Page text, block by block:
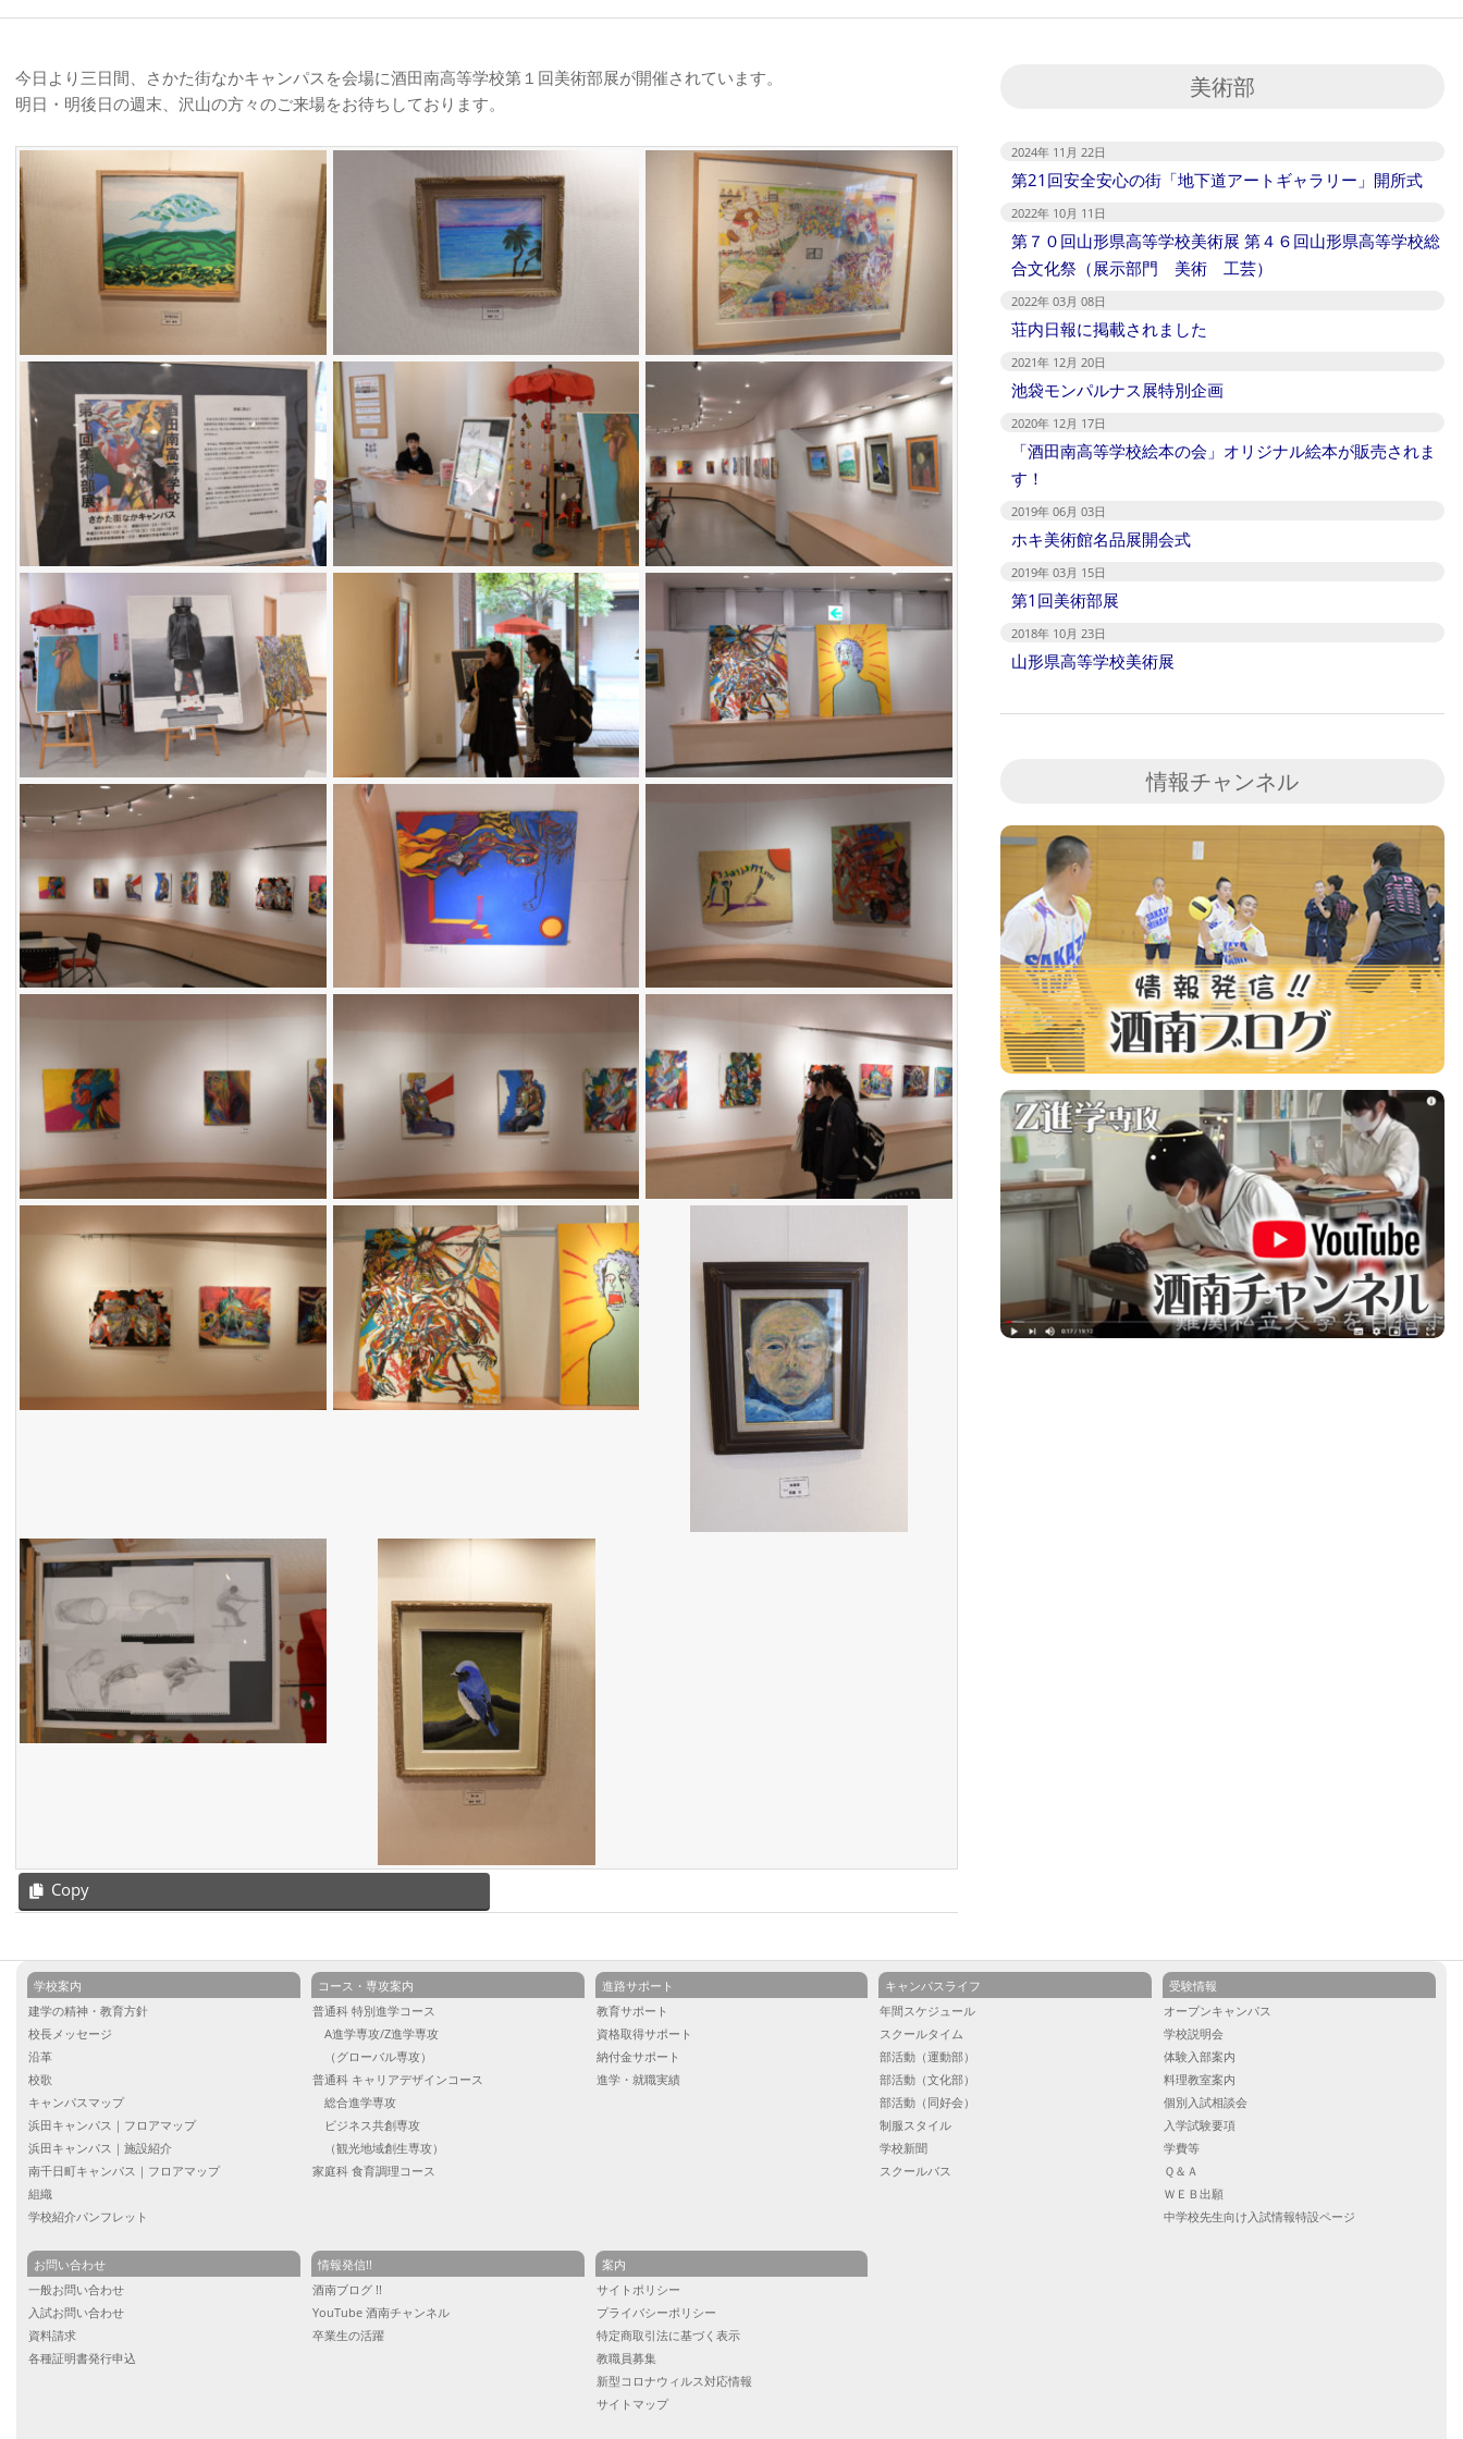
今日より三日間、さかた街なかキャンパスを会場に酒田南高等学校第１回美術部展が開催されています。
明日・明後日の週末、沢山の方々のご来場をお待ちしております。
Copy
15
美術部
2024年 11月 22日
第21回安全安心の街「地下道アートギャラリー」開所式
2022年 10月 11日
第７０回山形県高等学校美術展 第４６回山形県高等学校総
合文化祭（展示部門 美術 工芸）
2022年 03月 08日
荘内日報に掲載されました
2021年 12月 20日
池袋モンパルナス展特別企画
2020年 12月 17日
「酒田南高等学校絵本の会」オリジナル絵本が販売されま
す！
2019年 06月 03日
ホキ美術館名品展開会式
2019年 03月 15日
第1回美術部展
2018年 10月 23日
山形県高等学校美術展
情報チャンネル
学校案内
建学の精神・教育方針
校長メッセージ
沿革
校歌
キャンパスマップ
浜田キャンパス｜フロアマップ
浜田キャンパス｜施設紹介
南千日町キャンパス｜フロアマップ
組織
学校紹介パンフレット
コース・専攻案内
普通科 特別進学コース
A進学専攻/Z進学専攻
（グローバル専攻）
普通科 キャリアデザインコース
総合進学専攻
ビジネス共創専攻
（観光地域創生専攻）
家庭科 食育調理コース
進路サポート
教育サポート
資格取得サポート
納付金サポート
進学・就職実績
キャンパスライフ
年間スケジュール
スクールタイム
部活動（運動部）
部活動（文化部）
部活動（同好会）
制服スタイル
学校新聞
スクールバス
受験情報
オープンキャンパス
学校説明会
体験入部案内
料理教室案内
個別入試相談会
入学試験要項
学費等
Ｑ＆Ａ
ＷＥＢ出願
中学校先生向け入試情報特設ページ
お問い合わせ
一般お問い合わせ
入試お問い合わせ
資料請求
各種証明書発行申込
情報発信!!
酒南ブログ !!
YouTube 酒南チャンネル
卒業生の活躍
案内
サイトポリシー
プライバシーポリシー
特定商取引法に基づく表示
教職員募集
新型コロナウィルス対応情報
サイトマップ